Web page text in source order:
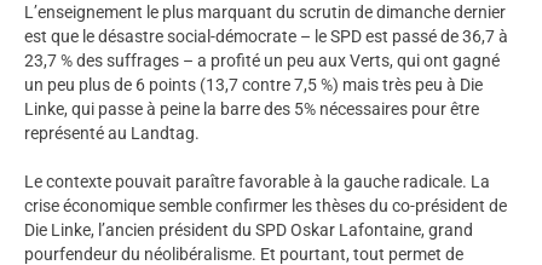
L’enseignement le plus marquant du scrutin de dimanche dernier
est que le désastre social-démocrate – le SPD est passé de 36,7 à
23,7 % des suffrages – a profité un peu aux Verts, qui ont gagné
un peu plus de 6 points (13,7 contre 7,5 %) mais très peu à Die
Linke, qui passe à peine la barre des 5% nécessaires pour être
représenté au Landtag.
Le contexte pouvait paraître favorable à la gauche radicale. La
crise économique semble confirmer les thèses du co-président de
Die Linke, l’ancien président du SPD Oskar Lafontaine, grand
pourfendeur du néolibéralisme. Et pourtant, tout permet de